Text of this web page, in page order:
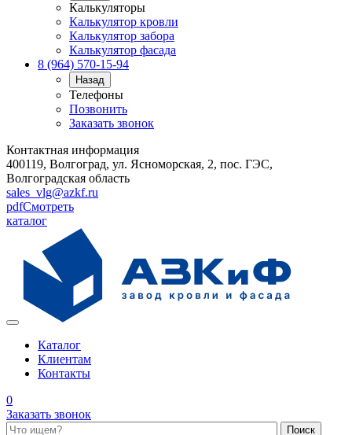
Калькуляторы
Калькулятор кровли
Калькулятор забора
Калькулятор фасада
8 (964) 570-15-94
Назад
Телефоны
Позвонить
Заказать звонок
Контактная информация
400119, Волгоград, ул. Ясноморская, 2, пос. ГЭС,
Волгоградская область
sales_vlg@azkf.ru
pdfСмотреть
каталог
Каталог
Клиентам
Контакты
0
Заказать звонок
Поиск по каталогу